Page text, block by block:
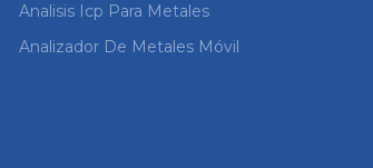
Analisis Icp Para Metales
Analizador De Metales Móvil